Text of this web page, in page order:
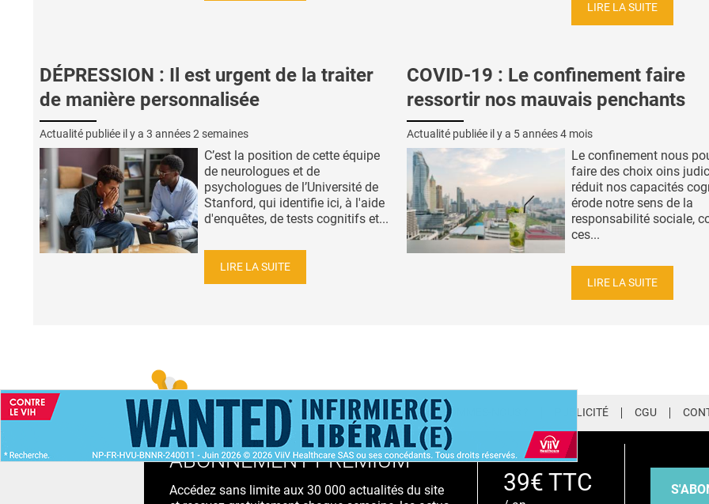
LIRE LA SUITE
DÉPRESSION : Il est urgent de la traiter
de manière personnalisée
Actualité publiée il y a 3 années 2 semaines
C’est la position de cette équipe
de neurologues et de
psychologues de l’Université de
Stanford, qui identifie ici, à l'aide
d'enquêtes, de tests cognitifs et...
LIRE LA SUITE
COVID-19 : Le confinement faire
ressortir nos mauvais penchants
Actualité publiée il y a 5 années 4 mois
Le confinement nous
faire des choix oins
réduit nos capacités
érode notre sens de la
responsabilité sociale,
ces...
LIRE LA SUITE
ACCUEIL NEWSLETTER QUI SOMMES-NOUS ? PUBLICITÉ CGU
ABONNEMENT PREMIUM
Accédez sans limite aux 30 000 actualités du site
39€ TTC